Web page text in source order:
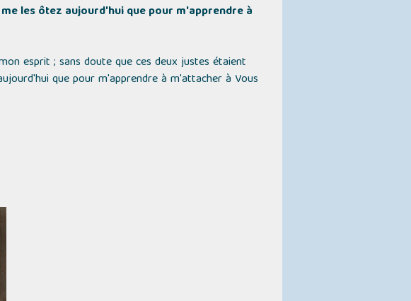
me les ôtez aujourd'hui que pour m'apprendre à
esprit ; sans doute que ces deux justes étaient
que pour m'apprendre à m'attacher à Vous